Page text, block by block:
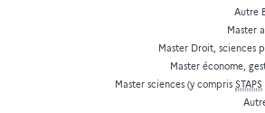
Autre
Master
Master Droit, sciences
Master économe,
Master sciences (y compris STAPS